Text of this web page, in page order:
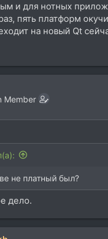
и для нотных
пять платформ
на новый Qt
Member
не платный был?
дело.